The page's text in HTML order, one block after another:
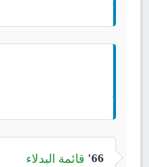
66' قائمة البدلاء